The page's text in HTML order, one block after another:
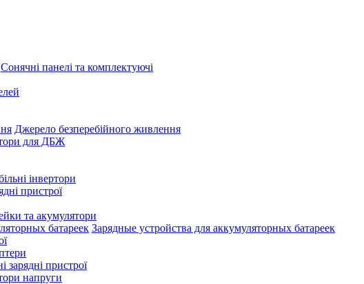
Сонячні панелі та комплектуючі
Джерело безперебійного живлення
для ДБЖ
інвертори
пристрої
та акумулятори
Зарядные устройства для аккумуляторных батареек
зарядні пристрої
напруги